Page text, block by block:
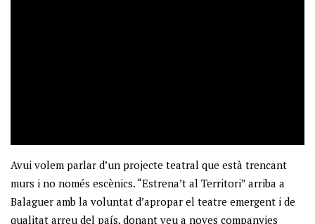
Avui volem parlar d’un projecte teatral que està trencant
murs i no només escènics. “Estrena’t al Territori” arriba a
Balaguer amb la voluntat d’apropar el teatre emergent i de
qualitat arreu del país, donant veu a noves companyies